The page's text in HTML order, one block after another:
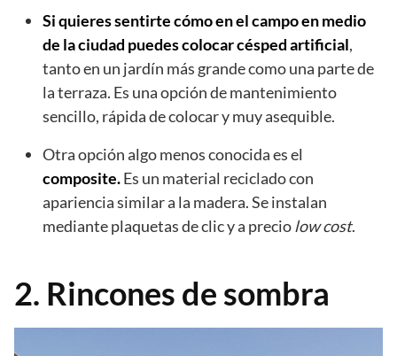
Si quieres sentirte cómo en el campo en medio
de la ciudad puedes colocar césped artificial,
tanto en un jardín más grande como una parte de
la terraza. Es una opción de mantenimiento
sencillo, rápida de colocar y muy asequible.
Otra opción algo menos conocida es el
composite.Es un material reciclado con
apariencia similar a la madera. Se instalan
mediante plaquetas de clic y a preciolow cost.
2. Rincones de sombra